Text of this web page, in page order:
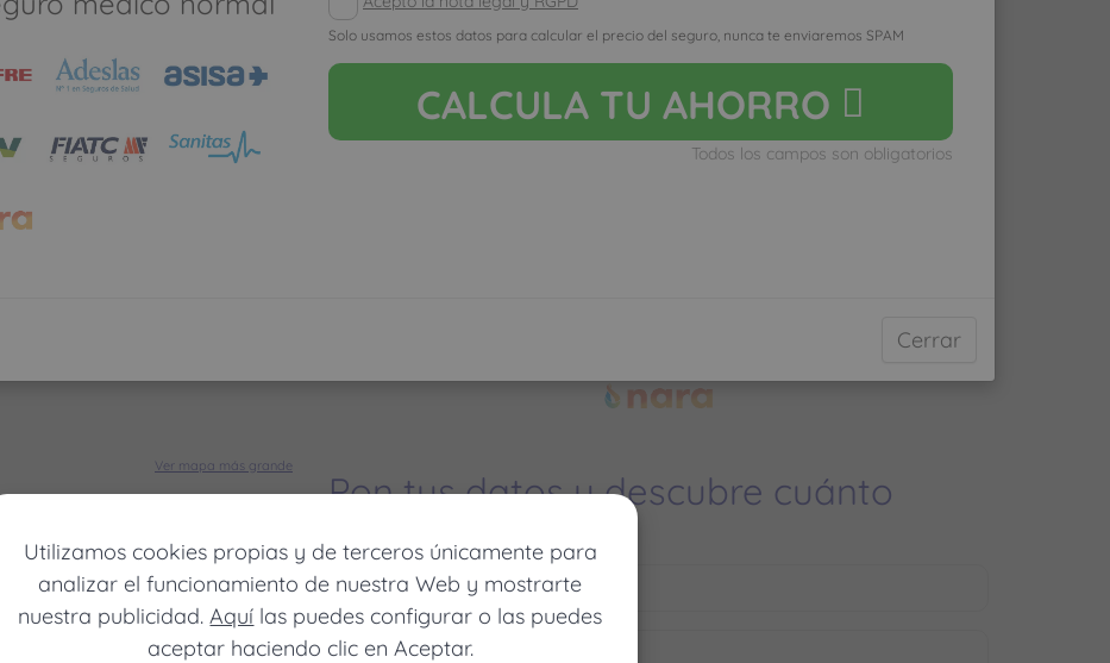
Utilizamos cookies propias y de terceros únicamente para
analizar el funcionamiento de nuestra Web y mostrarte
nuestra publicidad.Aquí las puedes configurar o las puedes
aceptar haciendo clic en Aceptar.
Ver mapa más grande
seguro de salud
Los meses que vayas poco al médico pagarás
muy poco, y cuando vayas mucho pagarás
como con un seguro médico normal
Pon tus datos y descubre cuánto
dinero ahorrarías
Solo usamos estos datos para calcular el precio del seguro, nunca te enviaremos SPAM
CALCULA TU AHORRO
Todos los campos son obligatorios
Cerrar